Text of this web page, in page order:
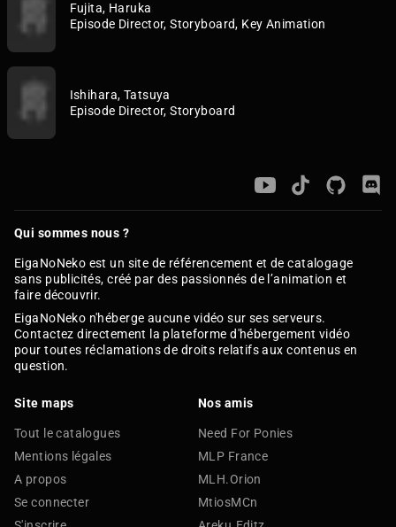
Fujita, Haruka
Episode Director, Storyboard, Key Animation
Ishihara, Tatsuya
Episode Director, Storyboard
Qui sommes nous ?
EigaNoNeko est un site de référencement et de catalogage
sans publicités, créé par des passionnés de l’animation et
faire découvrir.
EigaNoNeko n'héberge aucune vidéo sur ses serveurs.
Contactez directement la plateforme d'hébergement vidéo
pour toutes réclamations de droits relatifs aux contenus en
question.
Site maps
Tout le catalogues
Mentions légales
A propos
Se connecter
Nos amis
Need For Ponies
MLP France
MLH.Orion
MtiosMCn